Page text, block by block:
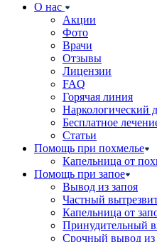
О нас
Акции
Фото
Врачи
Отзывы
Лицензии
FAQ
Горячая линия
Наркологический
Бесплатное
Статьи
Помощь при похмелье
Капельница от
Помощь при запое
Вывод из запоя
Частный
Капельница от
Принудительный
Срочный вывод из